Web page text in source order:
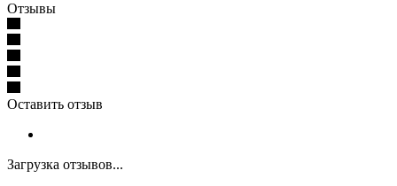
Отзывы
Оставить отзыв
Загрузка отзывов...